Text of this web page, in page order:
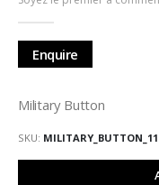
la
Galerie
d’images
Enquire
Military Button
SKU